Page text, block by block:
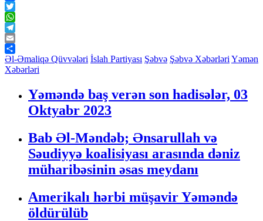
Facebook
Twitter
WhatsApp
Telegram
Email
Share
Əl-Əmaliqə Qüvvələri İslah Partiyası Şəbvə Şəbvə Xəbərləri Yəmən
Xəbərləri
Yəməndə baş verən son hadisələr, 03
Oktyabr 2023
Bab Əl-Məndəb; Ənsarullah və
Səudiyyə koalisiyası arasında dəniz
müharibəsinin əsas meydanı
Amerikalı hərbi müşavir Yəməndə
öldürülüb